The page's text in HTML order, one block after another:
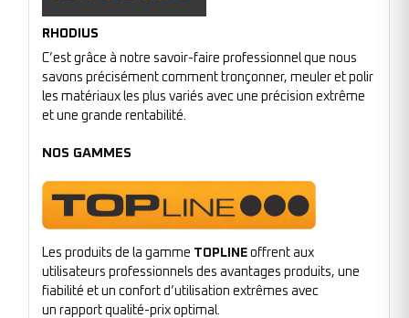
RHODIUS
C’est grâce à notre savoir-faire professionnel que nous
savons précisément comment tronçonner, meuler et polir
les matériaux les plus variés avec une précision extrême
et une grande rentabilité.
NOS GAMMES
Les produits de la gamme TOPLINE offrent aux
utilisateurs professionnels des avantages produits, une
fiabilité et un confort d’utilisation extrêmes avec
un rapport qualité-prix optimal.